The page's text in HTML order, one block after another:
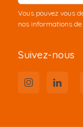
Vous pouvez vous
nos informations
Suivez-nous